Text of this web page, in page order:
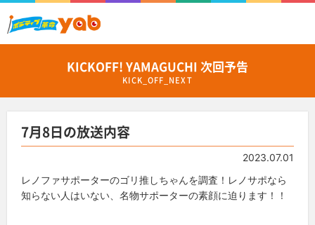
KICKOFF! YAMAGUCHI 次回予告
KICK_OFF_NEXT
7月8日の放送内容
2023.07.01
レノファサポーターのゴリ推しちゃんを調査！ レノサポなら
知らない人はいない、名物サポーターの素顔に迫ります！！